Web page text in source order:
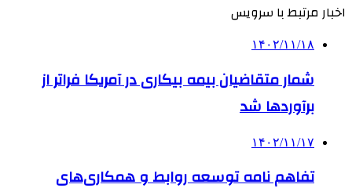
اخبار مرتبط با سرویس
۱۴۰۲/۱۱/۱۸
شمار متقاضیان بیمه بیکاری در آمریکا فراتر از
برآوردها شد
۱۴۰۲/۱۱/۱۷
تفاهم نامه توسعه روابط و همکاری‌های